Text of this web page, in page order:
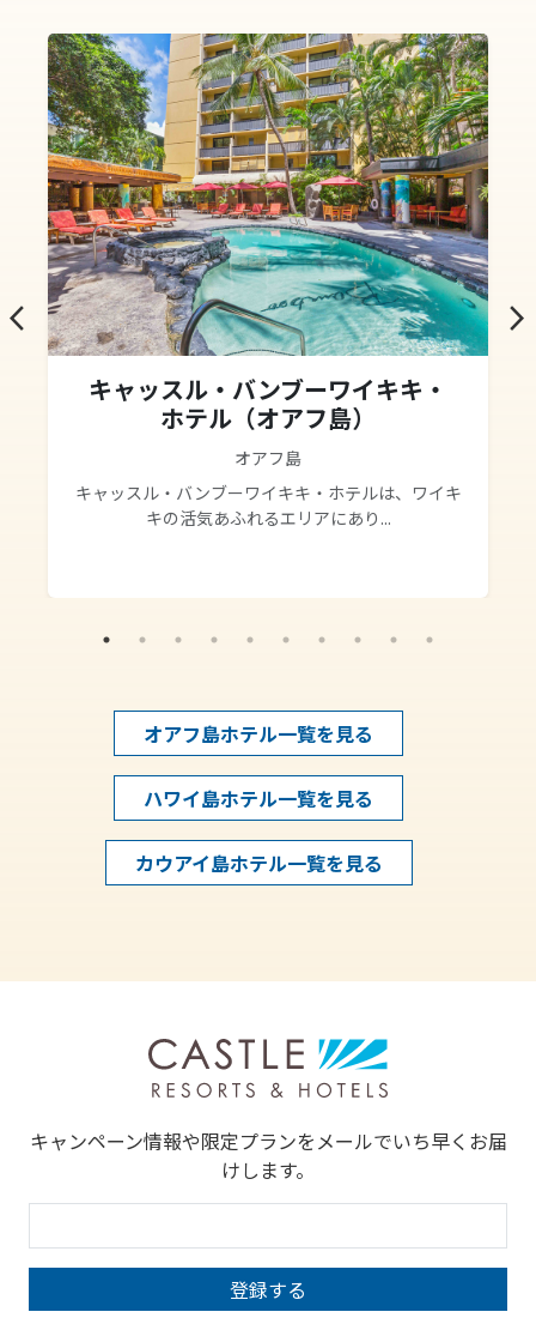
arrow_back_ios
キャッスル・バンブーワイキキ・
ホテル（オアフ島）
オアフ島
キャッスル・バンブーワイキキ・ホテルは、ワイキ
キの活気あふれるエリアにあり...
arrow_forward_ios
オアフ島ホテル一覧を見る
ハワイ島ホテル一覧を見る
カウアイ島ホテル一覧を見る
キャンペーン情報や限定プランをメールでいち早くお届
けします。